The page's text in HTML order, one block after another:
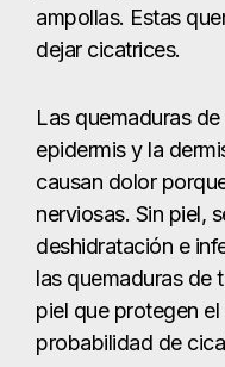
las quemaduras de
piel que protegen el
Las quemaduras
cicatricial en
que hace que los
endurezcan. Estas
incapacitar o